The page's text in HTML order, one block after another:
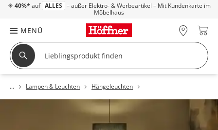
☀ 40%* auf ALLES – außer Elektro- & Werbeartikel – Mit Kundenkarte im
Möbelhaus
MENÜ
Lampen & Leuchten Hängeleuchten